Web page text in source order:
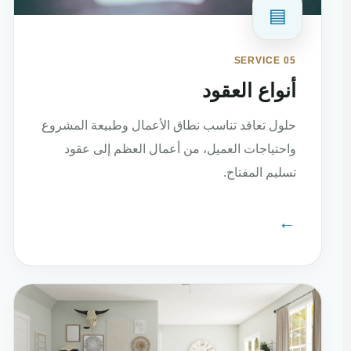
▤
SERVICE 05
أنواع العقود
حلول تعاقد تناسب نطاق الأعمال وطبيعة المشروع
واحتياجات العميل، من أعمال العظم إلى عقود
تسليم المفتاح.
←